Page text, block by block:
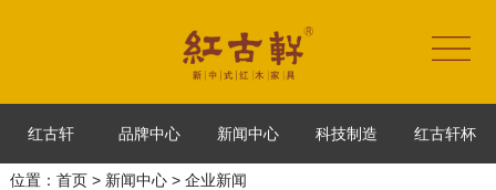
红古轩 品牌中心 新闻中心 科技制造 红古轩杯
位置： 首页> 新闻中心> 企业新闻